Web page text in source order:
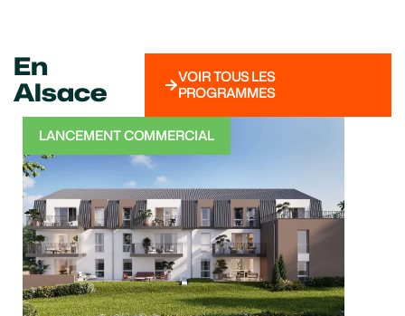
En
Alsace
VOIR TOUS LES
PROGRAMMES
LANCEMENT COMMERCIAL